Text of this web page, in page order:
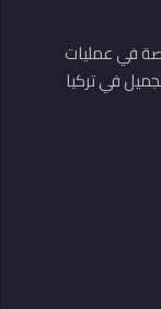
في عمليات
في تركيا